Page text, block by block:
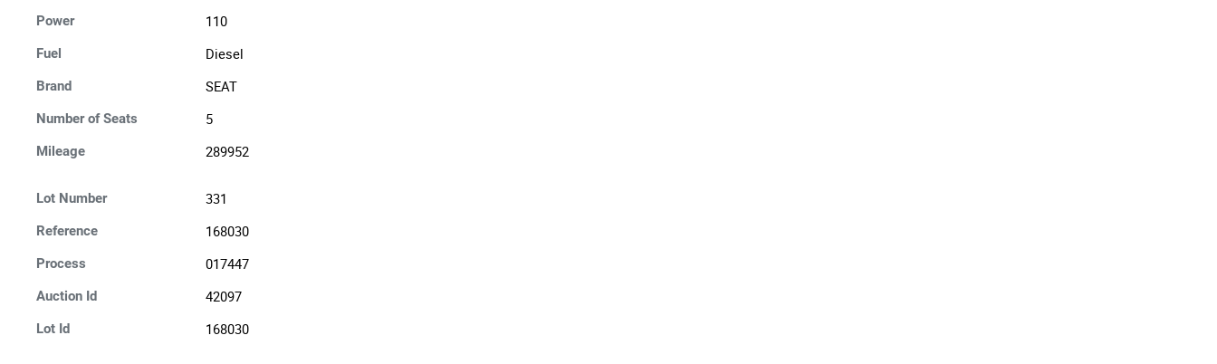
Power 110
Fuel Diesel
Brand SEAT
Number of Seats 5
Mileage 289952
Lot Number 331
Reference 168030
Process 017447
Auction Id 42097
Lot Id 168030